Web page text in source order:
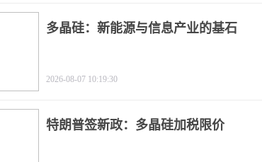
多晶硅：新能源与信息产业的基石
2026-08-07 10:19:30
特朗普签新政：多晶硅加税限价